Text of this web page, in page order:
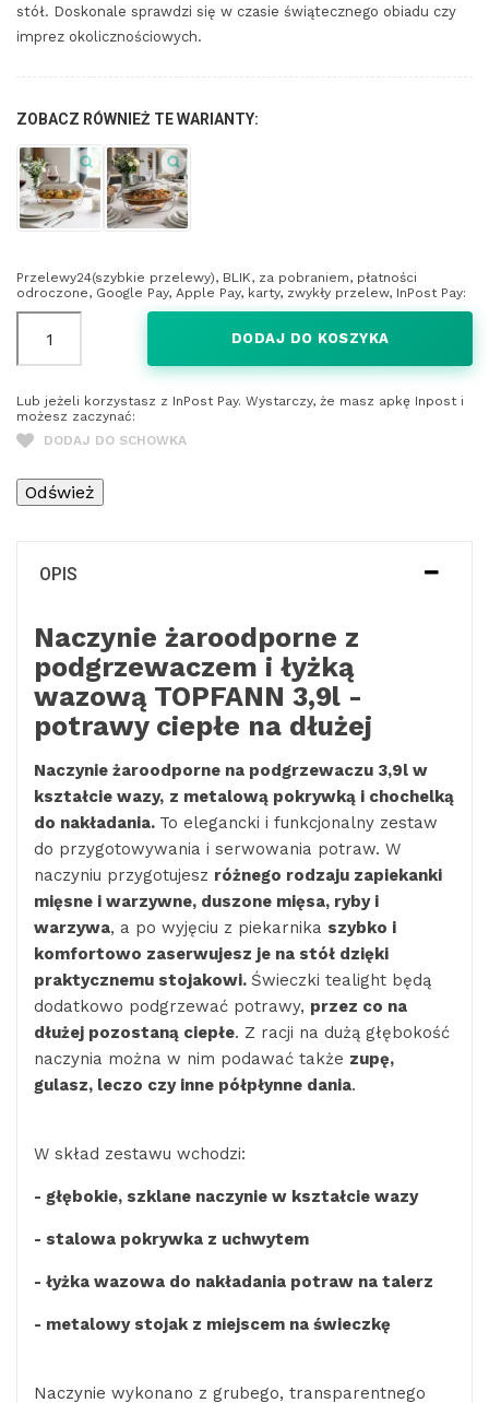
stół. Doskonale sprawdzi się w czasie świątecznego obiadu czy
imprez okolicznościowych.
ZOBACZ RÓWNIEŻ TE WARIANTY:
Przelewy24(szybkie przelewy), BLIK, za pobraniem, płatności
odroczone, Google Pay, Apple Pay, karty, zwykły przelew, InPost Pay:
DODAJ DO KOSZYKA
Lub jeżeli korzystasz z InPost Pay. Wystarczy, że masz apkę Inpost i
możesz zaczynać:
DODAJ DO SCHOWKA
OPIS
Naczynie żaroodporne z
podgrzewaczem i łyżką
wazową TOPFANN 3,9l -
potrawy ciepłe na dłużej
Naczynie żaroodporne na podgrzewaczu 3,9l w
kształcie wazy, z metalową pokrywką i chochelką
do nakładania. To elegancki i funkcjonalny zestaw
do przygotowywania i serwowania potraw. W
naczyniu przygotujesz różnego rodzaju zapiekanki
mięsne i warzywne, duszone mięsa, ryby i
warzywa, a po wyjęciu z piekarnika szybko i
komfortowo zaserwujesz je na stół dzięki
praktycznemu stojakowi. Świeczki tealight będą
dodatkowo podgrzewać potrawy, przez co na
dłużej pozostaną ciepłe. Z racji na dużą głębokość
naczynia można w nim podawać także zupę,
gulasz, leczo czy inne półpłynne dania.
W skład zestawu wchodzi:
- głębokie, szklane naczynie w kształcie wazy
- stalowa pokrywka z uchwytem
- łyżka wazowa do nakładania potraw na talerz
- metalowy stojak z miejscem na świeczkę
Naczynie wykonano z grubego, transparentnego